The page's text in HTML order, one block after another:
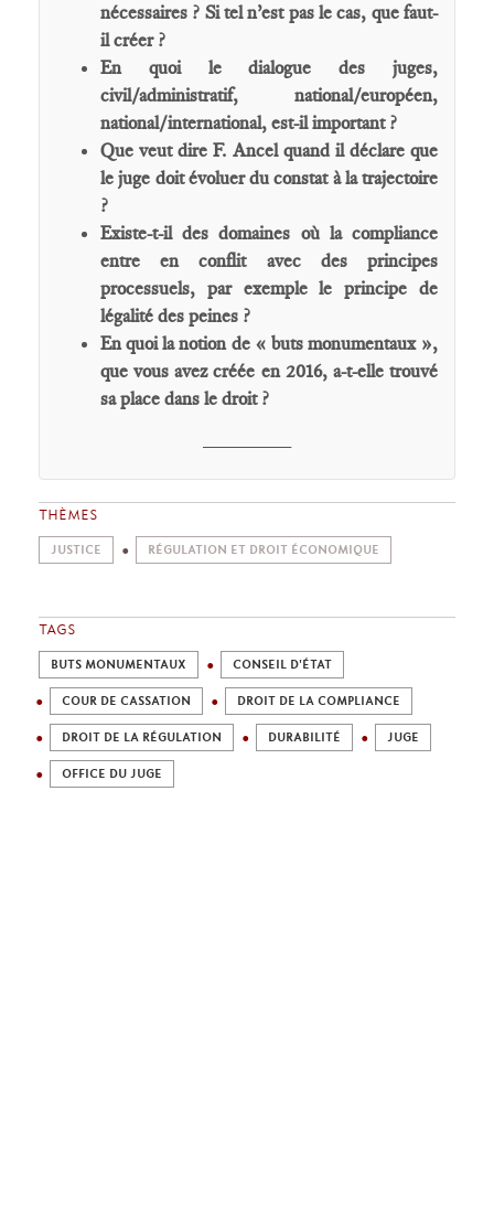
nécessaires ? Si tel n’est pas le cas, que faut-
il créer ?
En quoi le dialogue des juges,
civil/administratif, national/européen,
national/international, est-il important ?
Que veut dire F. Ancel quand il déclare que
le juge doit évoluer du constat à la trajectoire
?
Existe-t-il des domaines où la compliance
entre en conflit avec des principes
processuels, par exemple le principe de
légalité des peines ?
En quoi la notion de « buts monumentaux »,
que vous avez créée en 2016, a-t-elle trouvé
sa place dans le droit ?
THÈMES
JUSTICE RÉGULATION ET DROIT ÉCONOMIQUE
TAGS
BUTS MONUMENTAUX CONSEIL D'ÉTAT
COUR DE CASSATION DROIT DE LA COMPLIANCE
DROIT DE LA RÉGULATION DURABILITÉ JUGE
OFFICE DU JUGE